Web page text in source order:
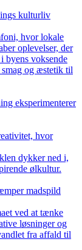
kulturliv
hvor lokale
oplevelser, der
byens voksende
smag og æstetik til
eksperimenterer
hvor
dykker ned i,
ølkultur.
madspild
ved at tænke
løsninger og
fra affald til